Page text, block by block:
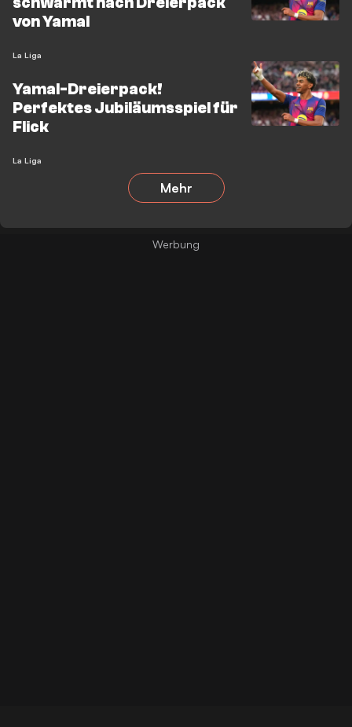
von Yamal
La Liga
Yamal-Dreierpack!
Perfektes Jubiläumsspiel für
Flick
La Liga
Mehr